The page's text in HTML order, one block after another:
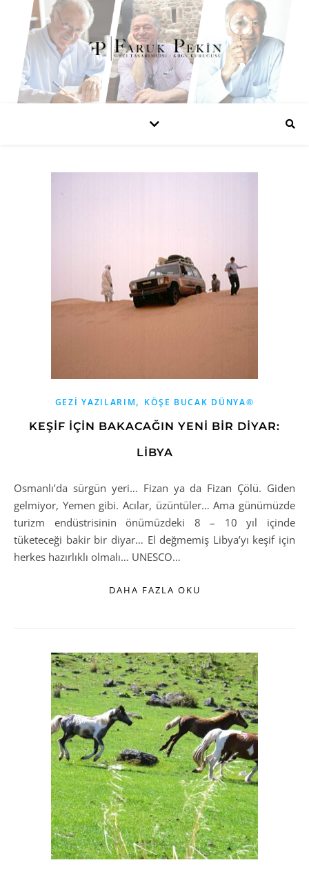
GEZI YAZILARIM, KÖŞE BUCAK DÜNYA®
KEŞİF İÇİN BAKACAĞIN YENİ BİR DİYAR:
LİBYA
Osmanlı’da sürgün yeri… Fizan ya da Fizan Çölü. Giden
gelmiyor, Yemen gibi. Acılar, üzüntüler… Ama günümüzde
turizm endüstrisinin önümüzdeki 8 – 10 yıl içinde
tüketeceği bakir bir diyar… El değmemiş Libya’yı keşif için
herkes hazırlıklı olmalı… UNESCO…
DAHA FAZLA OKU